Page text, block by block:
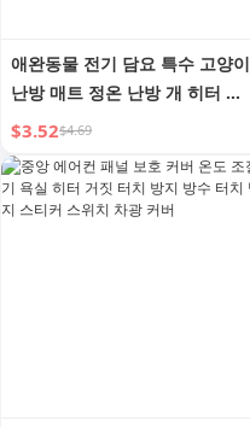
애완동물 전기 담요 특수 고양이
난방 매트 정온 난방 개 히터 겨
울 난방 플레이트 따뜻한 아티팩
트
$3.52$4.69